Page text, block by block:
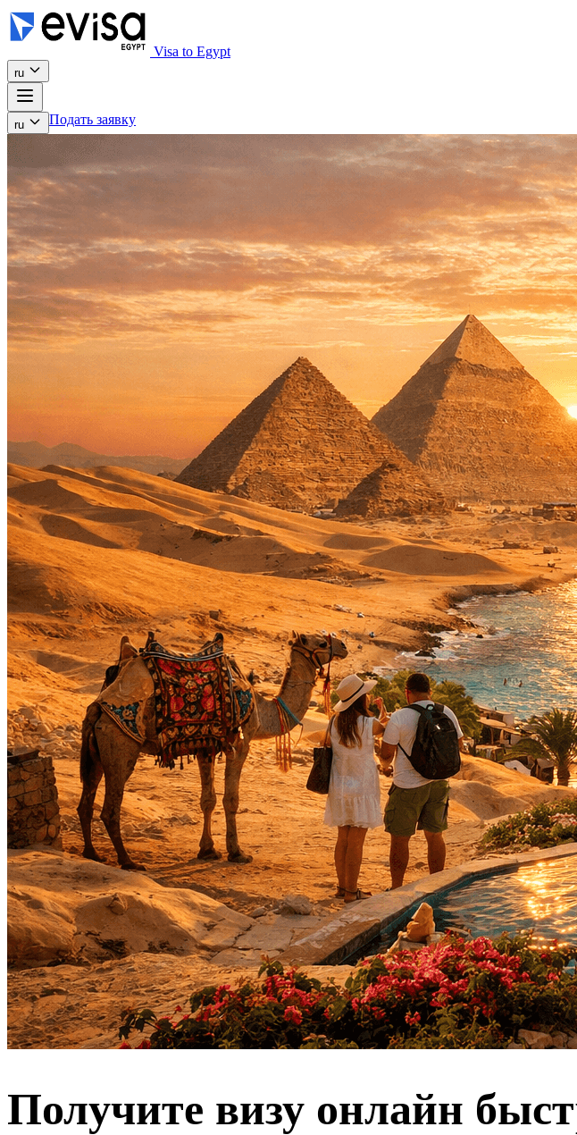
Visa to Egypt
ru
ru Подать заявку
Получите визу онлайн